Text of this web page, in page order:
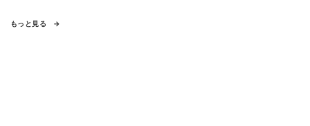
もっと見る